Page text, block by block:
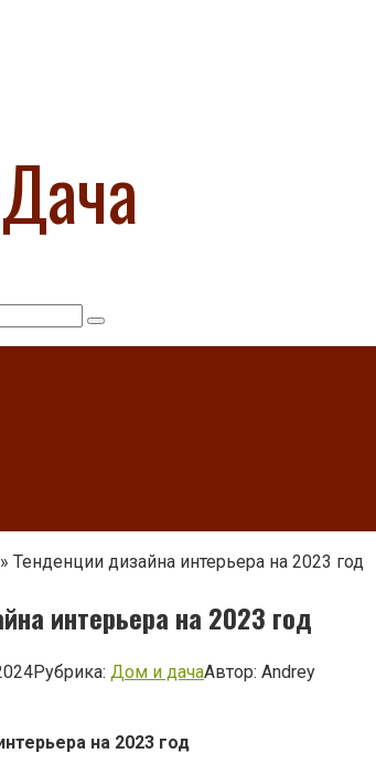
» Тенденции дизайна интерьера на 2023 год
интерьера на 2023 год
Рубрика: Дом и дачаАвтор: Andrey
на 2023 год